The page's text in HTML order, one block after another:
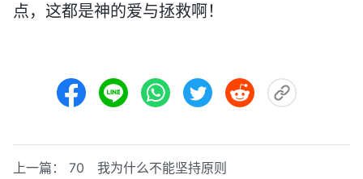
点，这都是神的爱与拯救啊！
上一篇： 70 我为什么不能坚持原则